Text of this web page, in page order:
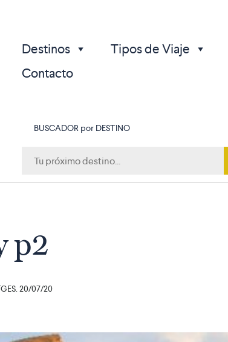
Destinos Tipos de Viaje
Contacto
BUSCADOR por DESTINO
p2
20/07/20